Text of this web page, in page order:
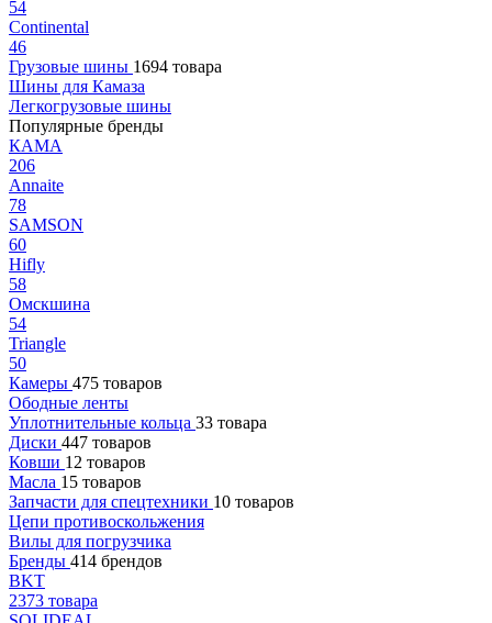
54
Continental
46
Грузовые шины 1694 товара
Шины для Камаза
Легкогрузовые шины
Популярные бренды
КАМА
206
Annaite
78
SAMSON
60
Hifly
58
Омскшина
54
Triangle
50
Камеры 475 товаров
Ободные ленты
Уплотнительные кольца 33 товара
Диски 447 товаров
Ковши 12 товаров
Масла 15 товаров
Запчасти для спецтехники 10 товаров
Цепи противоскольжения
Вилы для погрузчика
Бренды 414 брендов
BKT
2373 товара